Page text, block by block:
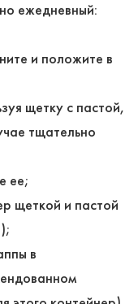
ежедневный:
и положите в
щетку с пастой,
тщательно
ее;
щеткой и пастой
в